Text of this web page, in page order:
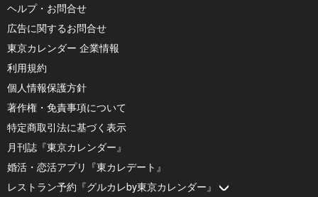
ヘルプ・お問合せ
広告に関するお問合せ
東京カレンダー 企業情報
利用規約
個人情報保護方針
著作権・免責事項について
特定商取引法に基づく表示
月刊誌『東京カレンダー』
婚活・恋活アプリ『東カレデート』
レストラン予約『グルカレby東京カレンダー』